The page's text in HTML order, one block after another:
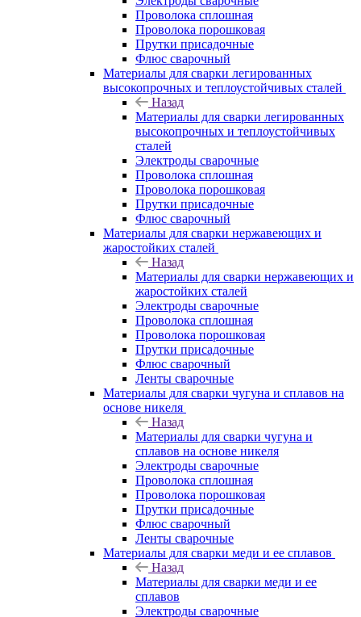
Проволока сплошная
Проволока порошковая
Прутки присадочные
Флюс сварочный
Материалы для сварки легированных
высокопрочных и теплоустойчивых сталей
Назад
Материалы для сварки легированных
высокопрочных и теплоустойчивых
сталей
Электроды сварочные
Проволока сплошная
Проволока порошковая
Прутки присадочные
Флюс сварочный
Материалы для сварки нержавеющих и
жаростойких сталей
Назад
Материалы для сварки нержавеющих и
жаростойких сталей
Электроды сварочные
Проволока сплошная
Проволока порошковая
Прутки присадочные
Флюс сварочный
Ленты сварочные
Материалы для сварки чугуна и сплавов на
основе никеля
Назад
Материалы для сварки чугуна и
сплавов на основе никеля
Электроды сварочные
Проволока сплошная
Проволока порошковая
Прутки присадочные
Флюс сварочный
Ленты сварочные
Материалы для сварки меди и ее сплавов
Назад
Материалы для сварки меди и ее
сплавов
Электроды сварочные